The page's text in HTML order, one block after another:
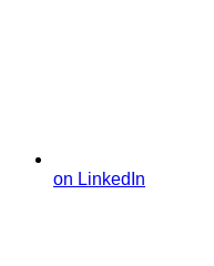
on LinkedIn